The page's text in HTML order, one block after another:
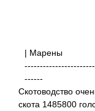
| Марены
------
Скотоводство
скота 1485800